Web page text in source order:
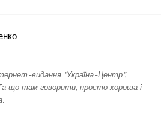
видання "Україна-Центр".
що там говорити, просто хороша і